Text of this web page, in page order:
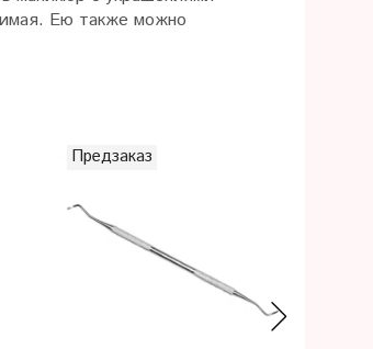
Ею также можно
Предзаказ